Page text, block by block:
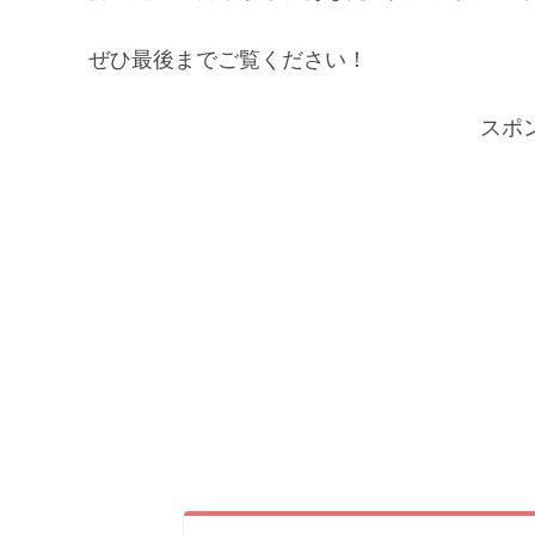
ぜひ最後までご覧ください！
スポ